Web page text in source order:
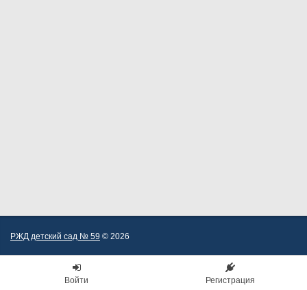
РЖД детский сад № 59 © 2026
Войти Регистрация